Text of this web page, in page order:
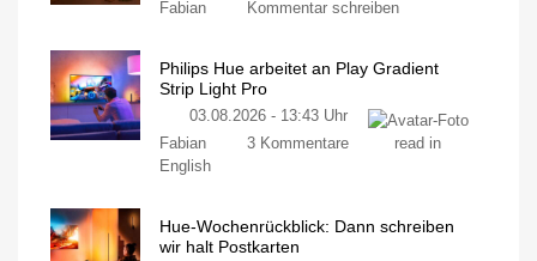
Fabian
Kommentar schreiben
Philips Hue arbeitet an Play Gradient
Strip Light Pro
03.08.2026 - 13:43 Uhr
Fabian
3 Kommentare
read in
English
Hue-Wochenrückblick: Dann schreiben
wir halt Postkarten